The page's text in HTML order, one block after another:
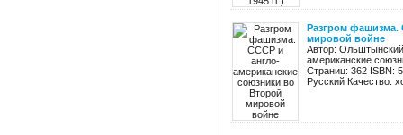
Разгром фашизма.
мировой войне
Автор:
американские
Страниц: 362 ISBN:
Русский Качество: